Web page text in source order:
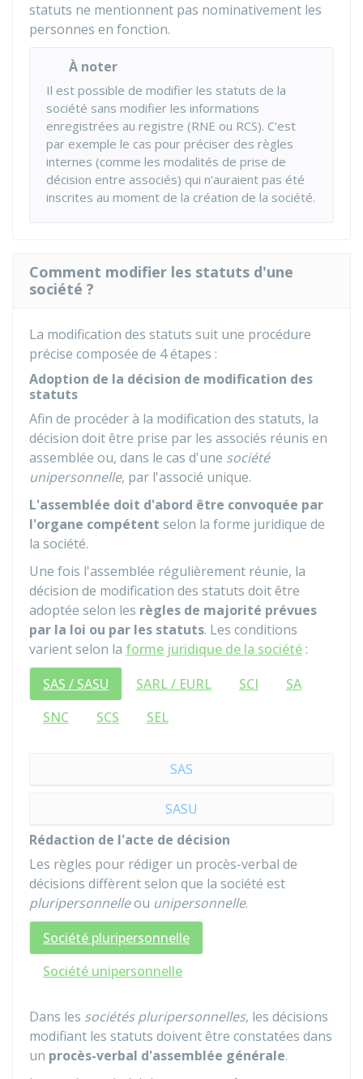
statuts ne mentionnent pas nominativement les
personnes en fonction.
À noter
Il est possible de modifier les statuts de la
société sans modifier les informations
enregistrées au registre (RNE ou RCS). C'est
par exemple le cas pour préciser des règles
internes (comme les modalités de prise de
décision entre associés) qui n'auraient pas été
inscrites au moment de la création de la société.
Comment modifier les statuts d'une
société ?
La modification des statuts suit une procédure
précise composée de 4 étapes :
Adoption de la décision de modification des
statuts
Afin de procéder à la modification des statuts, la
décision doit être prise par les associés réunis en
assemblée ou, dans le cas d'une société
unipersonnelle, par l'associé unique.
L'assemblée doit d'abord être convoquée par
l'organe compétent selon la forme juridique de
la société.
Une fois l'assemblée régulièrement réunie, la
décision de modification des statuts doit être
adoptée selon les règles de majorité prévues
par la loi ou par les statuts. Les conditions
varient selon la forme juridique de la société :
SAS / SASU
SARL / EURL SCI
SA
SNC
SCS SEL
SAS
SASU
Rédaction de l'acte de décision
Les règles pour rédiger un procès-verbal de
décisions diffèrent selon que la société est
pluripersonnelleou unipersonnelle.
Société pluripersonnelle
Société unipersonnelle
Dans les sociétés pluripersonnelles, les décisions
modifiant les statuts doivent être constatées dans
un procès-verbal d'assemblée générale.